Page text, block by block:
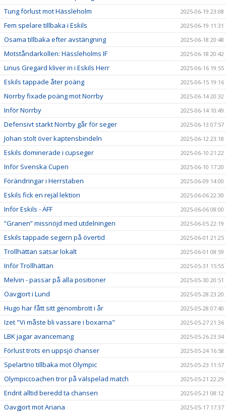
Tung förlust mot Hässleholm 2025-06-19 23:08
Fem spelare tillbaka i Eskils 2025-06-19 11:31
Osama tillbaka efter avstängning 2025-06-18 20:48
Motståndarkollen: Hässleholms IF 2025-06-18 20:42
Linus Gregard kliver in i Eskils Herr 2025-06-16 19:55
Eskils tappade åter poäng 2025-06-15 19:16
Norrby fixade poäng mot Norrby 2025-06-14 20:32
Inför Norrby 2025-06-14 10:49
Defensivt starkt Norrby går för seger 2025-06-13 07:57
Johan stolt över kaptensbindeln 2025-06-12 23:18
Eskils dominerade i cupseger 2025-06-10 21:22
Inför Svenska Cupen 2025-06-10 17:20
Förändringar i Herrstaben 2025-06-09 14:00
Eskils fick en rejäl lektion 2025-06-06 22:30
Inför Eskils - ÄFF 2025-06-06 08:00
”Granen” missnöjd med utdelningen 2025-06-05 22:19
Eskils tappade segern på övertid 2025-06-01 21:25
Trollhättan satsar lokalt 2025-06-01 08:59
Inför Trollhättan 2025-05-31 15:55
Melvin - passar på alla positioner 2025-05-30 20:51
Oavgjort i Lund 2025-05-28 23:20
Hugo har fått sitt genombrott i år 2025-05-28 07:40
Izet "Vi måste bli vassare i boxarna" 2025-05-27 21:36
LBK jagar avancemang 2025-05-26 23:34
Förlust trots en uppsjö chanser 2025-05-24 16:58
Spelartrio tillbaka mot Olympic 2025-05-23 11:57
Olympiccoachen tror på välspelad match 2025-05-21 22:29
Endrit alltid beredd ta chansen 2025-05-21 08:12
Oavgjort mot Ariana 2025-05-17 17:37